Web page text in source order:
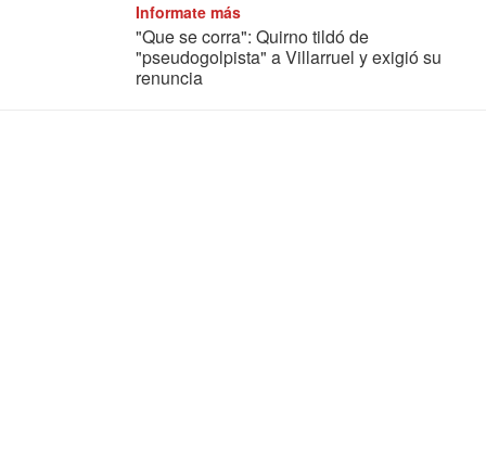
Informate más
"Que se corra": Quirno tildó de
"pseudogolpista" a Villarruel y exigió su
renuncia